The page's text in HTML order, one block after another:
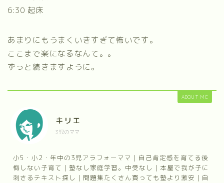
6:30 起床
あまりにもうまくいきすぎて怖いです。
ここまで楽になるなんて。。
ずっと続きますように。
ABOUT ME
キリエ
3児のママ
小5・小2・年中の3児アラフォーママ｜自己肯定感を育てる後
悔しない子育て｜塾なし家庭学習。中受なし｜本屋で我が子に
刺さるテキスト探し｜問題集たくさん買っても塾より激安｜自